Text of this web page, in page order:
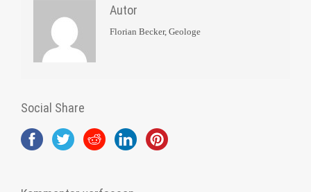
Autor
Florian Becker, Geologe
Social Share